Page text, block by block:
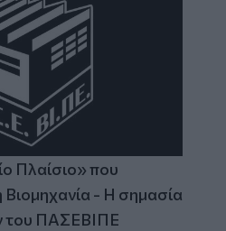
Πλαίσιο» που
Βιομηχανία - Η σημασία
του ΠΑΣΕΒΙΠΕ